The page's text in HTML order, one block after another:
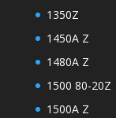
1350Z
1450A Z
1480A Z
1500 80-20Z
1500A Z